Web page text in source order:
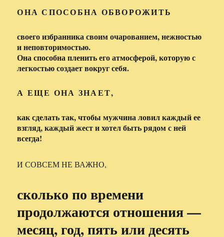
ОНА СПОСОБНА ОБВОРОЖИТЬ
своего избранника своим очарованием, нежностью
и неповторимостью.
Она способна пленить его атмосферой, которую с
легкостью создает вокруг себя.
А ЕЩЕ ОНА ЗНАЕТ,
как сделать так, чтобы мужчина ловил каждый ее
взгляд, каждый жест и хотел быть рядом с ней
всегда!
И СОВСЕМ НЕ ВАЖНО,
сколько по времени
продолжаются отношения —
месяц, год, пять или десять